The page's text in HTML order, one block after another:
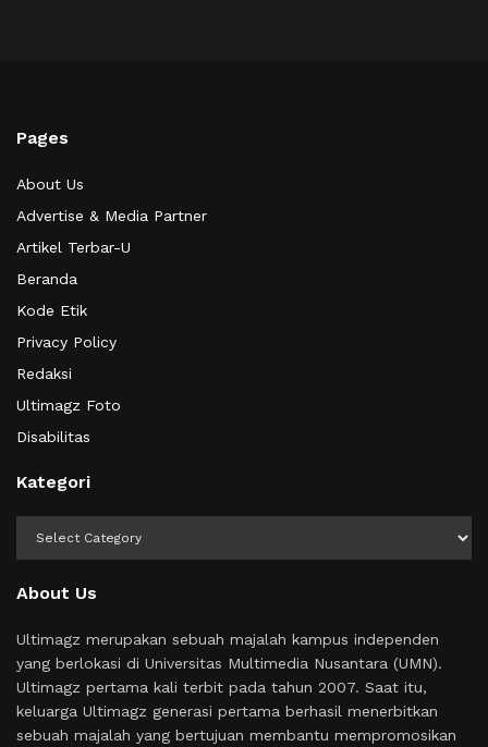
Pages
About Us
Advertise & Media Partner
Artikel Terbar-U
Beranda
Kode Etik
Privacy Policy
Redaksi
Ultimagz Foto
Disabilitas
Kategori
About Us
Ultimagz merupakan sebuah majalah kampus independen
yang berlokasi di Universitas Multimedia Nusantara (UMN).
Ultimagz pertama kali terbit pada tahun 2007. Saat itu,
keluarga Ultimagz generasi pertama berhasil menerbitkan
sebuah majalah yang bertujuan membantu mempromosikan